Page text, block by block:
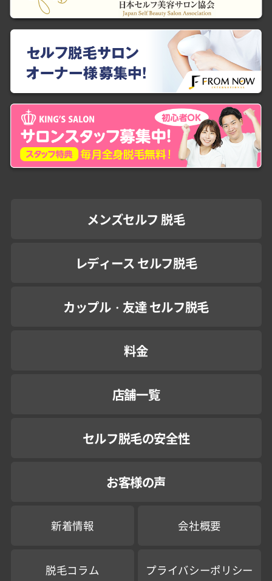
メンズセルフ 脱毛
レディース セルフ脱毛
カップル・友達 セルフ脱毛
料金
店舗一覧
セルフ脱毛の安全性
お客様の声
新着情報 会社概要
脱毛コラム プライバシーポリシー